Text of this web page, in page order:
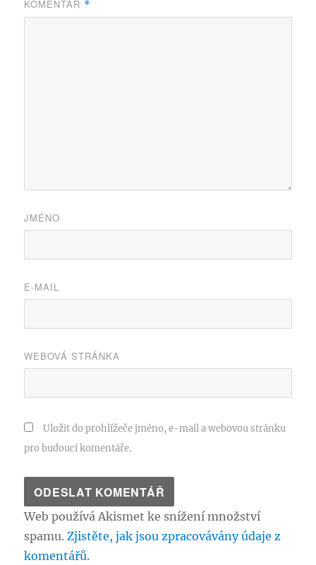
KOMENTÁŘ *
JMÉNO
E-MAIL
WEBOVÁ STRÁNKA
Uložit do prohlížeče jméno, e-mail a webovou stránku
pro budoucí komentáře.
Web používá Akismet ke snížení množství
spamu.Zjistěte, jak jsou zpracovávány údaje z
komentářů.